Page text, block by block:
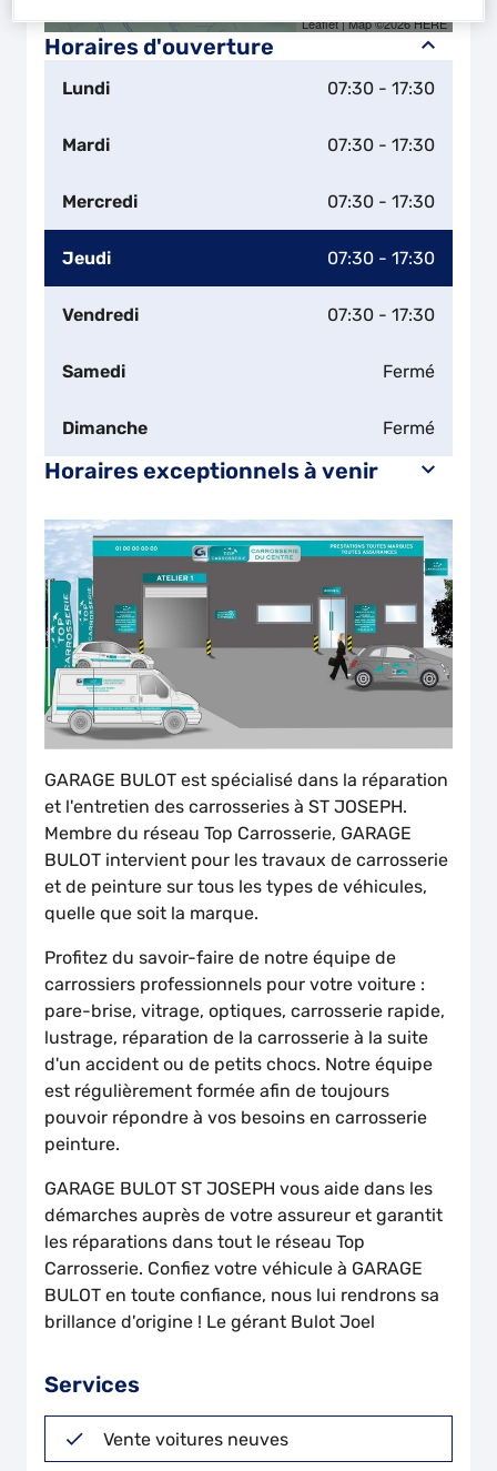
Horaires d'ouverture
Lundi 07:30 - 17:30
Mardi 07:30 - 17:30
Mercredi 07:30 - 17:30
Jeudi 07:30 - 17:30
Vendredi 07:30 - 17:30
Samedi Fermé
Dimanche Fermé
Horaires exceptionnels à venir
Leaflet| Map ©2026HERE
GARAGE BULOT est spécialisé dans la réparation
et l'entretien des carrosseries à ST JOSEPH.
Membre du réseau Top Carrosserie, GARAGE
BULOT intervient pour les travaux de carrosserie
et de peinture sur tous les types de véhicules,
quelle que soit la marque.
Profitez du savoir-faire de notre équipe de
carrossiers professionnels pour votre voiture :
pare-brise, vitrage, optiques, carrosserie rapide,
lustrage, réparation de la carrosserie à la suite
d'un accident ou de petits chocs. Notre équipe
est régulièrement formée afin de toujours
pouvoir répondre à vos besoins en carrosserie
peinture.
GARAGE BULOT ST JOSEPH vous aide dans les
démarches auprès de votre assureur et garantit
les réparations dans tout le réseau Top
Carrosserie. Confiez votre véhicule à GARAGE
BULOT en toute confiance, nous lui rendrons sa
brillance d'origine ! Le gérant Bulot Joel
Services
Vente voitures neuves